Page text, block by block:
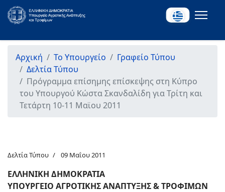
Αρχική Το Υπουργείο
Γραφείο Τύπου
Δελτία Τύπου
Πρόγραμμα επίσημης επίσκεψης στη Κύπρο
του Υπουργού Κώστα Σκανδαλίδη για Τρίτη και
Τετάρτη 10-11 Μαϊου 2011
Δελτία Τύπου 09 Μαΐου 2011
ΕΛΛΗΝΙΚΗ ΔΗΜΟΚΡΑΤΙΑ
ΥΠΟΥΡΓΕΙΟ ΑΓΡΟΤΙΚΗΣ ΑΝΑΠΤΥΞΗΣ & ΤΡΟΦΙΜΩΝ